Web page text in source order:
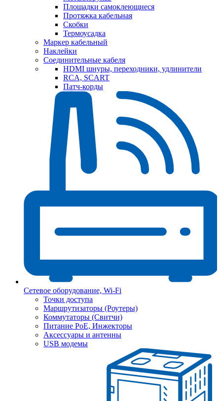
Площадки самоклеющиеся
Протяжка кабельная
Скобки
Термоусадка
Маркер кабельный
Наклейки
Соединительные кабеля
HDMI шнуры, переходники, удлинители
RCA, SCART
Патч-корды
Сетевое оборудование, Wi-Fi
Точки доступа
Маршрутизаторы (Роутеры)
Коммутаторы (Свитчи)
Питание PoE, Инжекторы
Аксессуары и антенны
USB модемы